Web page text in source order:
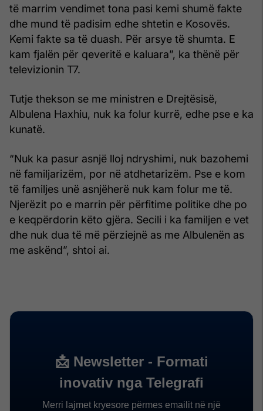
të marrim vendimet tona pasi kemi shumë fakte
dhe mund të padisim edhe shtetin e Kosovës.
Kemi fakte sa të duash. Për arsye të shumta. E
kam fjalën për qeveritë e kaluara”, ka thënë për
televizionin T7.
Tutje thekson se me ministren e Drejtësisë,
Albulena Haxhiu, nuk ka folur kurrë, edhe pse e ka
kunatë.
“Nuk ka pasur asnjë lloj ndryshimi, nuk bazohemi
në familjarizëm, por në atdhetarizëm. Pse e kom
të familjes unë asnjëherë nuk kam folur me të.
Njerëzit po e marrin për përfitime politike dhe po
e keqpërdorin këto gjëra. Secili i ka familjen e vet
dhe nuk dua të më përziejnë as me Albulenën as
me askënd”, shtoi ai.